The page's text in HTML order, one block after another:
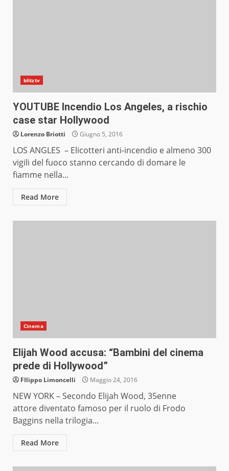
blitztv
YOUTUBE Incendio Los Angeles, a rischio
case star Hollywood
Lorenzo Briotti Giugno 5, 2016
LOS ANGLES – Elicotteri anti-incendio e almeno 300
vigili del fuoco stanno cercando di domare le
fiamme nella...
Read More
Cinema
Elijah Wood accusa: “Bambini del cinema
prede di Hollywood”
FIlippo Limoncelli Maggio 24, 2016
NEW YORK – Secondo Elijah Wood, 35enne
attore diventato famoso per il ruolo di Frodo
Baggins nella trilogia...
Read More